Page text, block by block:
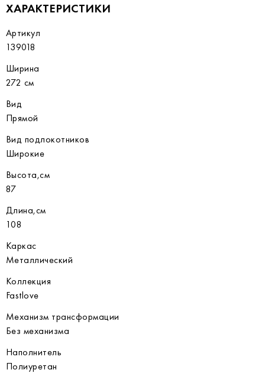
ХАРАКТЕРИСТИКИ
Артикул
139018
Ширина
272 см
Вид
Прямой
Вид подлокотников
Широкие
Высота,см
87
Длина,см
108
Каркас
Металлический
Коллекция
Fastlove
Механизм трансформации
Без механизма
Наполнитель
Полиуретан